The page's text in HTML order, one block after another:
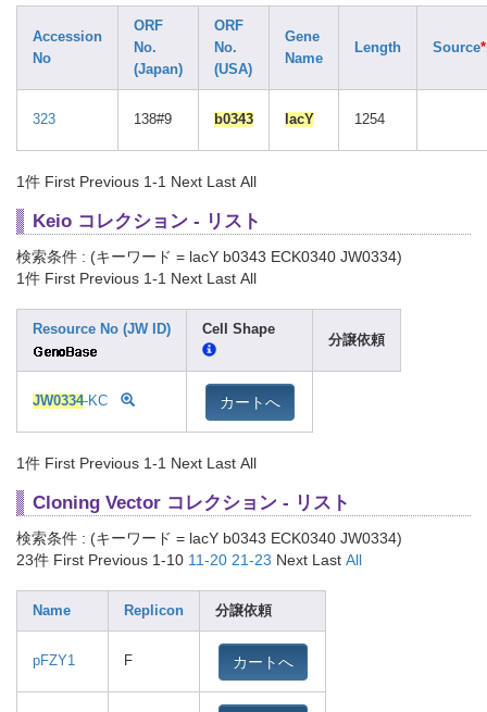
Accession
No
ORF
No.
(Japan)
ORF
No.
(USA)
Gene
Name
Length Source
323 138#9 b0343 lacY 1254
1件 First Previous 1-1 Next Last All
Keio コレクション - リスト
検索条件 : (キーワード = lacY b0343 ECK0340 JW0334)
1件 First Previous 1-1 Next Last All
Resource No (JW ID) Cell Shape
分譲依頼
JW0334-KC カートへ
1件 First Previous 1-1 Next Last All
Cloning Vector コレクション - リスト
検索条件 : (キーワード = lacY b0343 ECK0340 JW0334)
23件 First Previous 1-10 11-20 21-23 Next Last All
Name Replicon 分譲依頼
pFZY1 F カートへ